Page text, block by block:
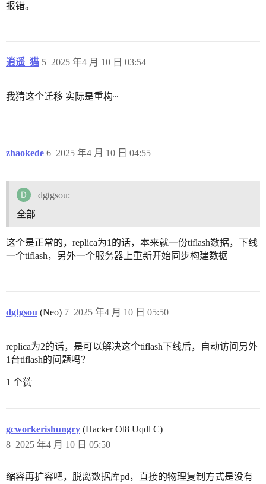
报错。
逍遥_猫 2025 年4 月 10 日 03:54
5
我猜这个迁移 实际是重构~
zhaokede 2025 年4 月 10 日 04:55
6
dgtgsou:
全部
这个是正常的，replica为1的话，本来就一份tiflash数据，下线
一个tiflash，另外一个服务器上重新开始同步构建数据
dgtgsou (Neo) 2025 年4 月 10 日 05:50
7
replica为2的话，是可以解决这个tiflash下线后，自动访问另外
1台tiflash的问题吗？
1 个赞
gcworkerishungry (Hacker Ol8 Uqdl C)
2025 年4 月 10 日 05:50
8
缩容再扩容吧，脱离数据库pd，直接的物理复制方式是没有